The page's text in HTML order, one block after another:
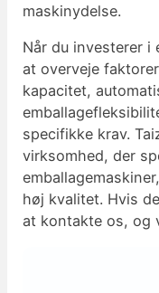
maskinydelse.
Når du investerer
at overveje
kapacitet,
specifikke krav.
virksomhed, der
høj kvalitet. Hvis
at kontakte os, og